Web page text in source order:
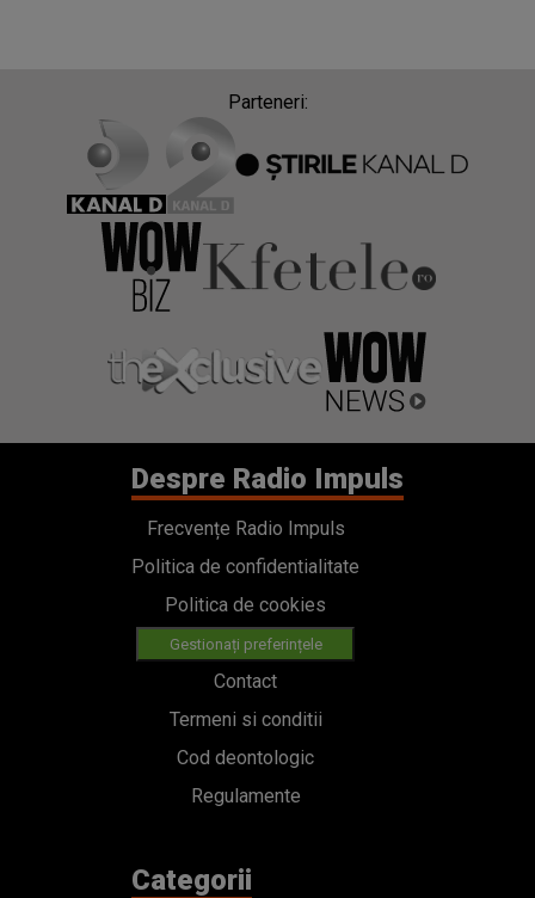
Parteneri:
Despre Radio Impuls
Frecvențe Radio Impuls
Politica de confidentialitate
Politica de cookies
Gestionați preferințele
Contact
Termeni si conditii
Cod deontologic
Regulamente
Categorii